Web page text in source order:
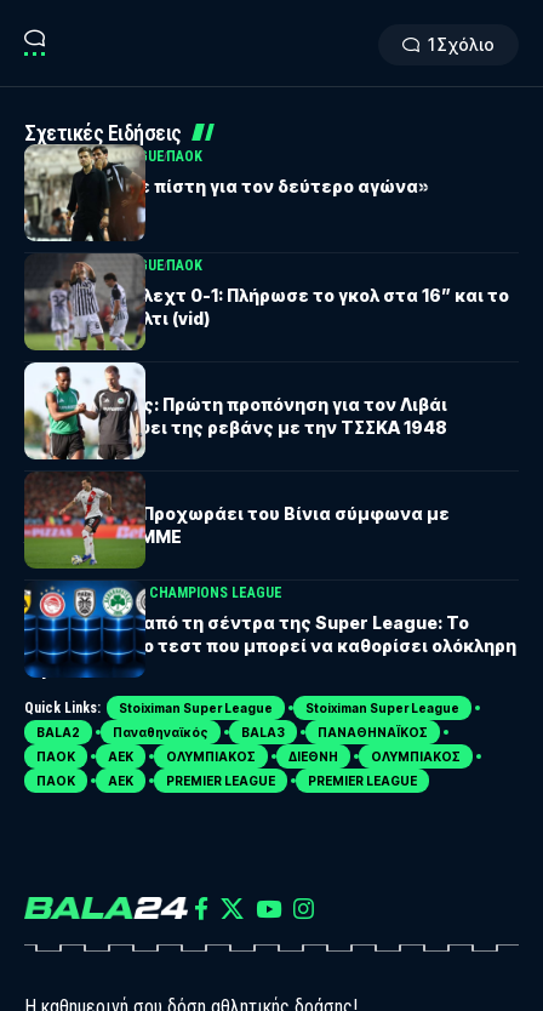
1 Σχόλιο
Σχετικές Ειδήσεις
UEFA EUROPA LEAGUEΠΑΟΚ
Λίσι: «Έχουμε πίστη για τον δεύτερο αγώνα»
UEFA EUROPA LEAGUEΠΑΟΚ
ΠΑΟΚ – Άντερλεχτ 0-1: Πλήρωσε το γκολ στα 16” και το
χαμένο πέναλτι (vid)
ΠΑΝΑΘΗΝΑΪΚΟΣ
Παναθηναϊκός: Πρώτη προπόνηση για τον Λιβάι
Γκαρσία ενόψει της ρεβάνς με την ΤΣΣΚΑ 1948
ΟΛΥΜΠΙΑΚΟΣ
Ολυμπιακός: Προχωράει του Βίνια σύμφωνα με
Αργεντίνικα ΜΜΕ
BALA24 ΘΕΜΑUEFA CHAMPIONS LEAGUE
Ευρώπη πριν από τη σέντρα της Super League: Το
πρώτο μεγάλο τεστ που μπορεί να καθορίσει ολόκληρη
τη σεζόν
Quick Links: Stoiximan Super League
Stoiximan Super League
BALA2
Παναθηναϊκός BALA3
ΠΑΝΑΘΗΝΑΪΚΟΣ
ΠΑΟΚ
ΑΕΚ ΟΛΥΜΠΙΑΚΟΣ ΔΙΕΘΝΗ
ΟΛΥΜΠΙΑΚΟΣ
ΠΑΟΚ
ΑΕΚ PREMIER LEAGUE PREMIER LEAGUE